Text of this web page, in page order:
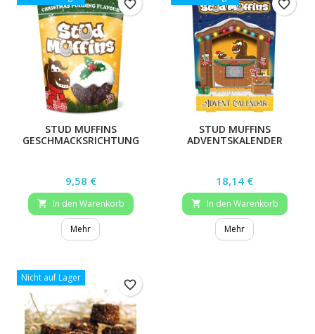
STUD MUFFINS
GESCHMACKSRICHTUNG
Preis
9,58 €
 In den Warenkorb
Mehr
favorite_border
STUD MUFFINS
ADVENTSKALENDER
Preis
18,14 €
 In den Warenkorb
Mehr
favorite_border
Nicht auf Lager
favorite_border